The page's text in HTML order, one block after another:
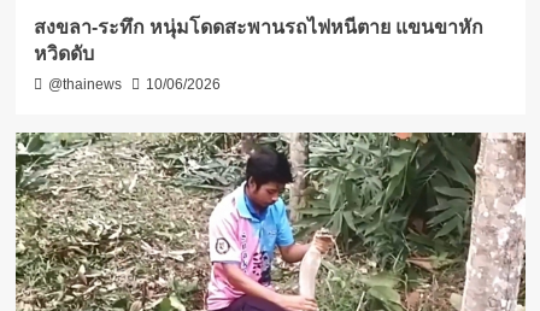
สงขลา-ระทึก หนุ่มโดดสะพานรถไฟหนีตาย แขนขาหัก
หวิดดับ
@thainews 10/06/2026